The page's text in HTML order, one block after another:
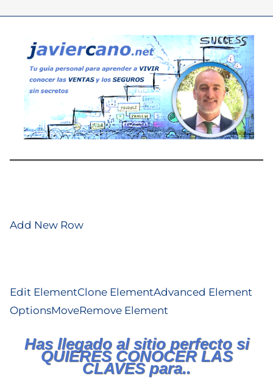
Add New Row
Edit ElementClone ElementAdvanced Element
OptionsMoveRemove Element
Has llegado al sitio perfecto si
QUIERES CONOCER LAS
CLAVES para..